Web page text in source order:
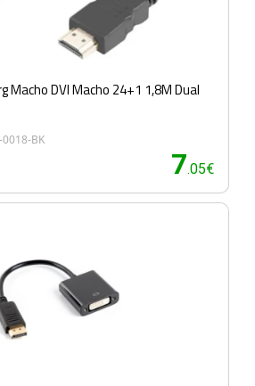
Macho DVI Macho 24+1 1,8M Dual
0018-BK
7.05€